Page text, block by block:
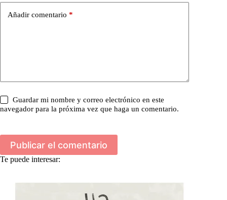
Añadir comentario *
Guardar mi nombre y correo electrónico en este
navegador para la próxima vez que haga un comentario.
Publicar el comentario
Te puede interesar: